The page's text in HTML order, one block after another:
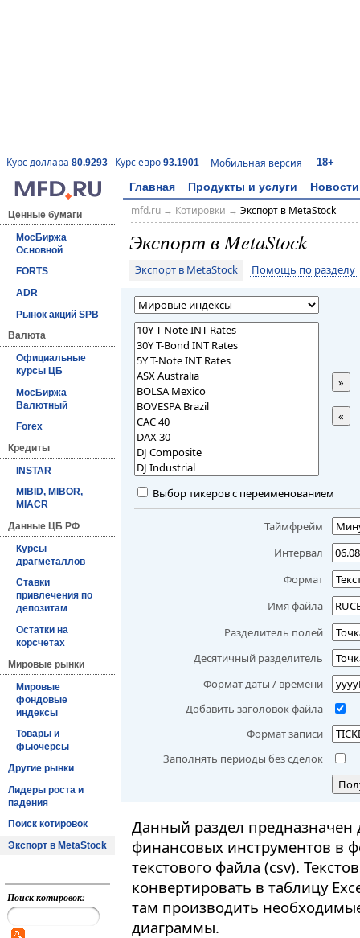
Курс доллара 80.9293 Курс евро 93.1901 Мобильная версия 18+
Главная Продукты и услуги Новости
Ценные бумаги
МосБиржа
Основной
FORTS
ADR
Рынок акций SPB
Валюта
Официальные
курсы ЦБ
МосБиржа
Валютный
Forex
Кредиты
INSTAR
MIBID, MIBOR,
MIACR
Данные ЦБ РФ
Курсы
драгметаллов
Ставки
привлечения по
депозитам
Остатки на
корсчетах
Мировые рынки
Мировые
фондовые
индексы
Товары и
фьючерсы
Другие рынки
Лидеры роста и
падения
Поиск котировок
Экспорт в MetaStock
Поиск котировок:
mfd.ru→ Котировки → Экспорт в MetaStock
Экспорт в MetaStock
Экспорт в MetaStock Помощь по разделу
»
«
Выбор тикеров с переименованием
Таймфрейм
Интервал
Формат
Имя файла
Разделитель полей
Десятичный разделитель
Формат даты / времени
Добавить заголовок файла
Формат записи
Заполнять периоды без сделок
Данный раздел
финансовых инструментов в
текстового файла (csv).
конвертировать в таблицу
там производить
диаграммы.